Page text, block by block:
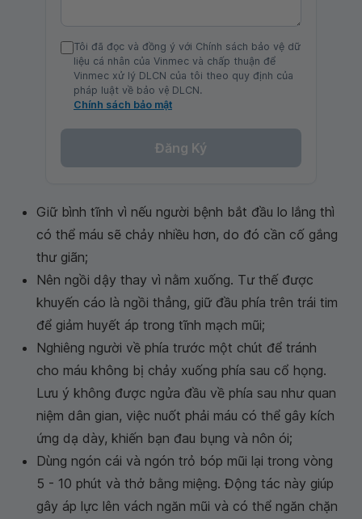
Tôi đã đọc và đồng ý với Chính sách bảo vệ dữ
liệu cá nhân của Vinmec và chấp thuận để
Vinmec xử lý DLCN của tôi theo quy định của
pháp luật về bảo vệ DLCN.
Chính sách bảo mật
Đăng Ký
Giữ bình tĩnh vì nếu người bệnh bắt đầu lo lắng thì
có thể máu sẽ chảy nhiều hơn, do đó cần cố gắng
thư giãn;
Nên ngồi dậy thay vì nằm xuống. Tư thế được
khuyến cáo là ngồi thẳng, giữ đầu phía trên trái tim
để giảm huyết áp trong tĩnh mạch mũi;
Nghiêng người về phía trước một chút để tránh
cho máu không bị chảy xuống phía sau cổ họng.
Lưu ý không được ngửa đầu về phía sau như quan
niệm dân gian, việc nuốt phải máu có thể gây kích
ứng dạ dày, khiến bạn đau bụng và nôn ói;
Dùng ngón cái và ngón trỏ bóp mũi lại trong vòng
5 - 10 phút và thở bằng miệng. Động tác này giúp
gây áp lực lên vách ngăn mũi và có thể ngăn chặn